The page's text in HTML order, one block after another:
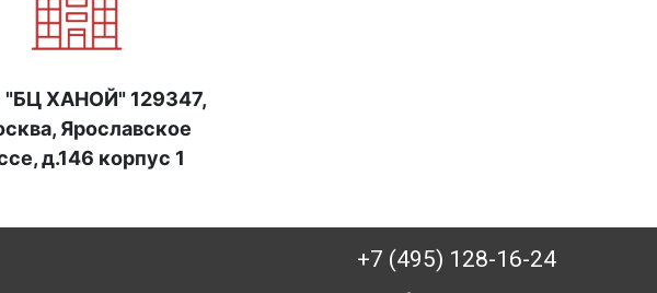
ХАНОЙ" 129347,
Ярославское
д.146 корпус 1
+7 (495) 128-16-24